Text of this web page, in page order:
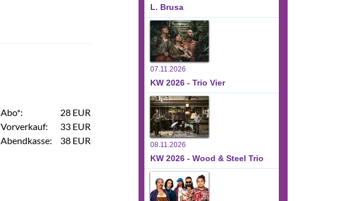
Abo*:
28 EUR
Vorverkauf:
33 EUR
Abendkasse:
38 EUR
L. Brusa
07.11.2026
KW 2026 - Trio Vier
08.11.2026
KW 2026 - Wood & Steel Trio